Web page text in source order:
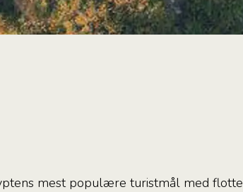
mest populære turistmål med flotte